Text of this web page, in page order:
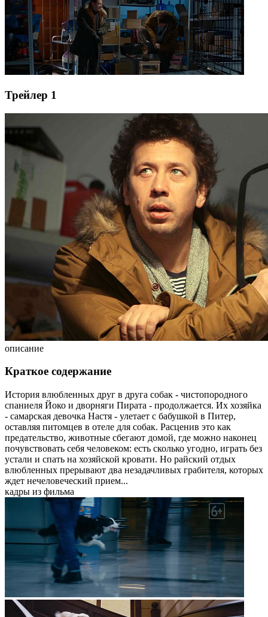
Трейлер 1
описание
Краткое содержание
История влюбленных друг в друга собак - чистопородного
спаниеля Йоко и дворняги Пирата - продолжается. Их хозяйка
- самарская девочка Настя - улетает с бабушкой в Питер,
оставляя питомцев в отеле для собак. Расценив это как
предательство, животные сбегают домой, где можно наконец
почувствовать себя человеком: есть сколько угодно, играть без
устали и спать на хозяйской кровати. Но райский отдых
влюбленных прерывают два незадачливых грабителя, которых
ждет нечеловеческий прием...
кадры из фильма